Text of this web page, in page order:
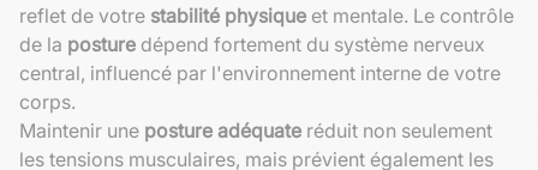
reflet de votre stabilité physique et mentale. Le contrôle
de la posture dépend fortement du système nerveux
central, influencé par l'environnement interne de votre
corps.
Maintenir une posture adéquate réduit non seulement
les tensions musculaires, mais prévient également les